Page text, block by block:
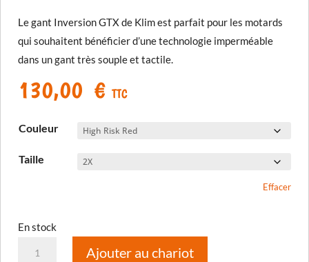
Le gant Inversion GTX de Klim est parfait pour les motards
qui souhaitent bénéficier d’une technologie imperméable
dans un gant très souple et tactile.
130,00 € TTC
Couleur
Taille
Effacer
En stock
Ajouter au chariot